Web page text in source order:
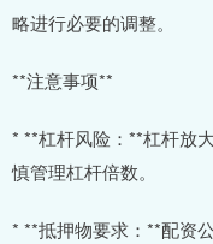
略进行必要的调整。
**注意事项**
* **杠杆风险：**杠杆放
慎管理杠杆倍数。
* **抵押物要求：**配资